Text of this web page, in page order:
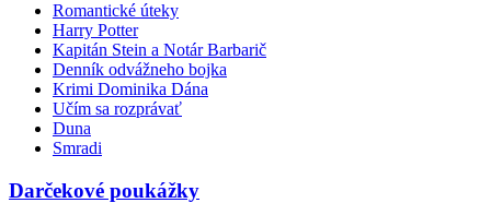
Romantické úteky
Harry Potter
Kapitán Stein a Notár Barbarič
Denník odvážneho bojka
Krimi Dominika Dána
Učím sa rozprávať
Duna
Smradi
Darčekové poukážky